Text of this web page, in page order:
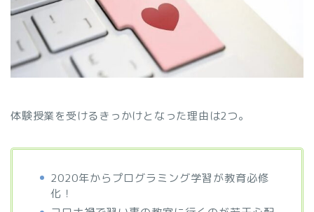
体験授業を受けるきっかけとなった理由は2つ。
2020年からプログラミング学習が教育必修
化！